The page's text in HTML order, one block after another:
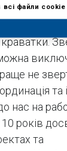
думає, що
не
та
нас на
років
та
всі файли сookie